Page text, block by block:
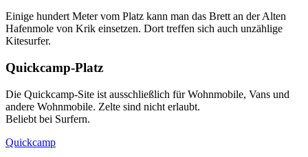
Einige hundert Meter vom Platz kann man das Brett an der Alten
Hafenmole von Krik einsetzen. Dort treffen sich auch unzählige
Kitesurfer.
Quickcamp-Platz
Die Quickcamp-Site ist ausschließlich für Wohnmobile, Vans und
andere Wohnmobile. Zelte sind nicht erlaubt.
Beliebt bei Surfern.
Quickcamp